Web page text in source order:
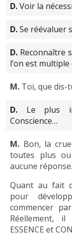
D.Voir la
D.Se réévaluer
D. Reconnaître
l’on est multiple
M. Toi, que dis-
D. Le plus
Conscience…
M. Bon, la
toutes plus
aucune
Quant au fait
pour
commencer
Réellement,
ESSENCE et